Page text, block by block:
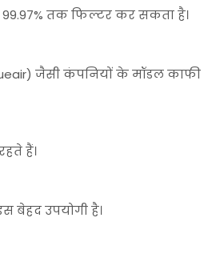
तक फिल्टर कर सकता है।
जैसी कंपनियों के मॉडल काफी
हैं।
बेहद उपयोगी है।